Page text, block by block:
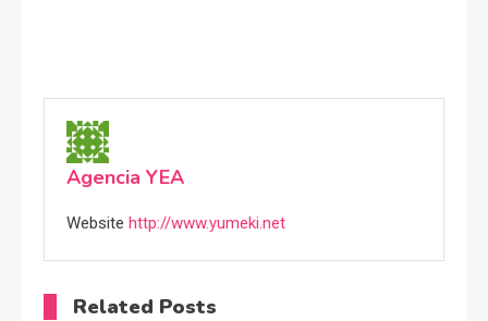
Agencia YEA
Website http://www.yumeki.net
Related Posts